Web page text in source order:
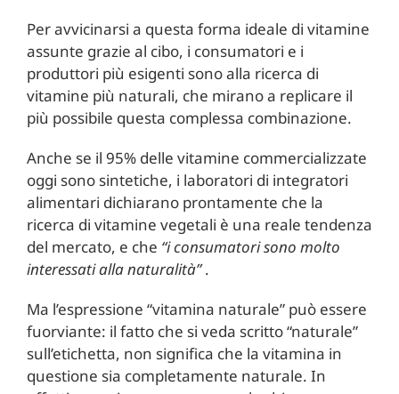
Per avvicinarsi a questa forma ideale di vitamine
assunte grazie al cibo, i consumatori e i
produttori più esigenti sono alla ricerca di
vitamine più naturali, che mirano a replicare il
più possibile questa complessa combinazione.
Anche se il 95% delle vitamine commercializzate
oggi sono sintetiche, i laboratori di integratori
alimentari dichiarano prontamente che la
ricerca di vitamine vegetali è una reale tendenza
del mercato, e che “i consumatori sono molto
interessati alla naturalità”.
Ma l’espressione “vitamina naturale” può essere
fuorviante: il fatto che si veda scritto “naturale”
sull’etichetta, non significa che la vitamina in
questione sia completamente naturale. In